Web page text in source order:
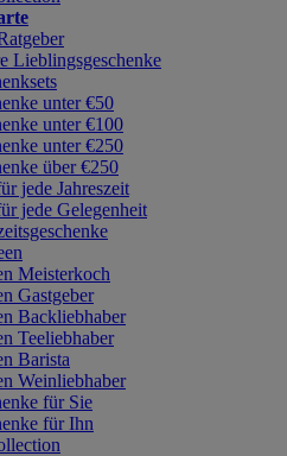
Lieblingsgeschenke
unter €50
unter €100
unter €250
über €250
jede Jahreszeit
jede Gelegenheit
Meisterkoch
Gastgeber
Backliebhaber
Teeliebhaber
Barista
Weinliebhaber
für Sie
für Ihn